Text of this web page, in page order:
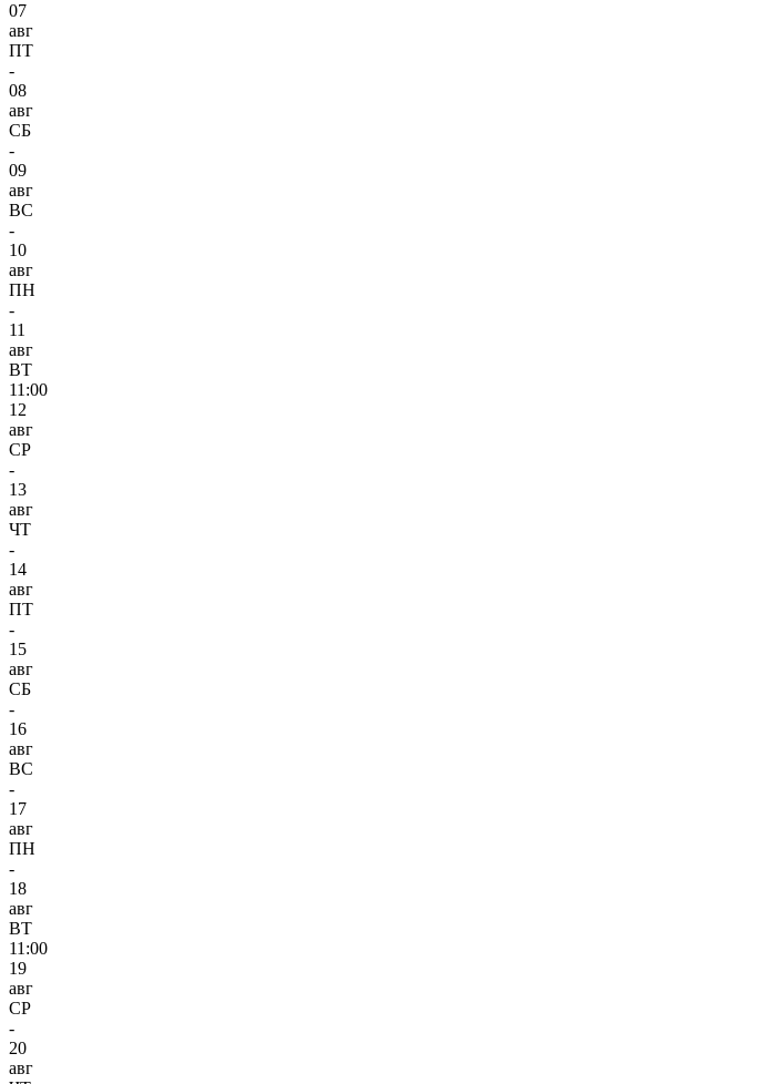
07
авг
ПТ
-
08
авг
СБ
-
09
авг
ВС
-
10
авг
ПН
-
11
авг
ВТ
11:00
12
авг
СР
-
13
авг
ЧТ
-
14
авг
ПТ
-
15
авг
СБ
-
16
авг
ВС
-
17
авг
ПН
-
18
авг
ВТ
11:00
19
авг
СР
-
20
авг